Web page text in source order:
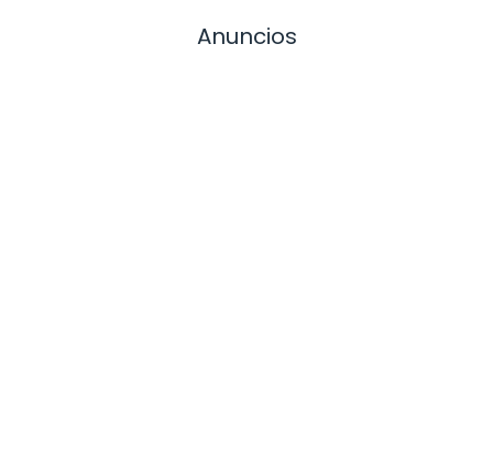
Anuncios